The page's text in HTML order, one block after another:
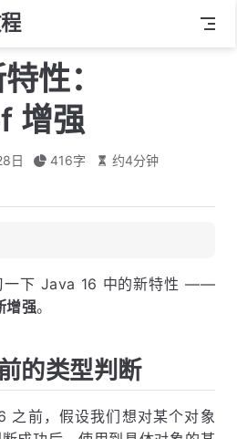
性：
增强
日 416字 约4分钟
断
一下 Java 16 中的新特性 ——
增强。
的类型判断
之前，假设我们想对某个对象